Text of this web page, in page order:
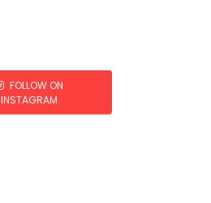
FOLLOW ON
INSTAGRAM